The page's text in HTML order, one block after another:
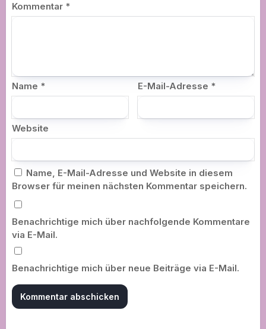
Kommentar *
Name * E-Mail-Adresse *
Website
Name, E-Mail-Adresse und Website in diesem
Browser für meinen nächsten Kommentar speichern.
Benachrichtige mich über nachfolgende Kommentare
via E-Mail.
Benachrichtige mich über neue Beiträge via E-Mail.